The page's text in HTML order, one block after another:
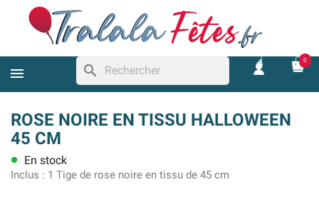
search
0
ROSE NOIRE EN TISSU HALLOWEEN
45 CM
lens En stock
Inclus : 1 Tige de rose noire en tissu de 45 cm